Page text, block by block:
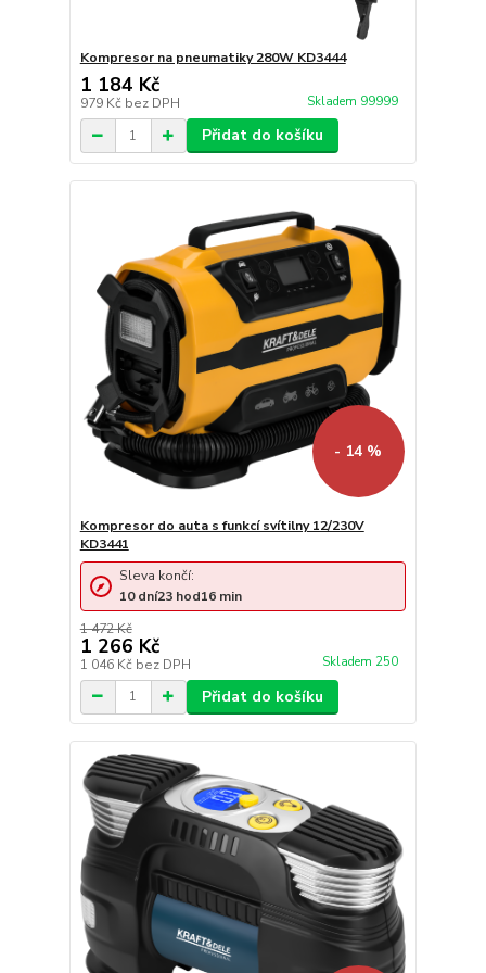
Kompresor na pneumatiky 280W KD3444
1 184 Kč
979 Kč bez DPH Skladem 99999
Přidat do košíku
- 14 %
Kompresor do auta s funkcí svítilny 12/230V
KD3441
1 472 Kč
1 266 Kč
1 046 Kč bez DPH Skladem 250
Sleva končí:
10 dní23 hod16 min
Přidat do košíku